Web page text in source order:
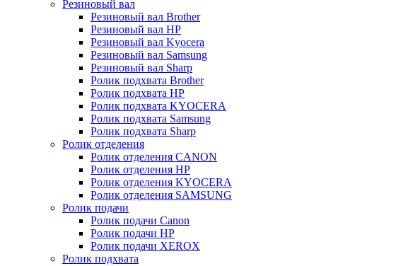
Резиновый вал
Резиновый вал Brother
Резиновый вал HP
Резиновый вал Kyocera
Резиновый вал Samsung
Резиновый вал Sharp
Ролик подхвата Brother
Ролик подхвата HP
Ролик подхвата KYOCERA
Ролик подхвата Samsung
Ролик подхвата Sharp
Ролик отделения
Ролик отделения CANON
Ролик отделения HP
Ролик отделения KYOCERA
Ролик отделения SAMSUNG
Ролик подачи
Ролик подачи Canon
Ролик подачи HP
Ролик подачи XEROX
Ролик подхвата